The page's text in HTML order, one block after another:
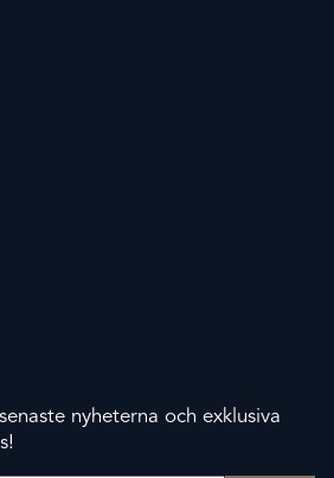
nyheterna och exklusiva